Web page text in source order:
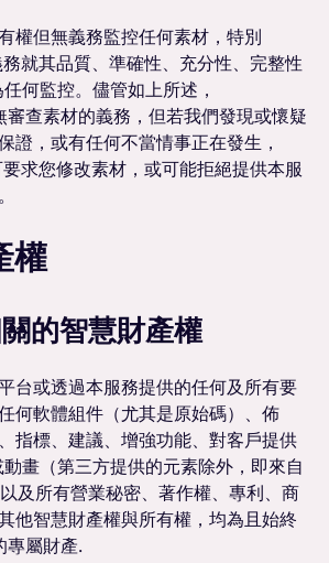
權但無義務監控任何素材，特別
就其品質、準確性、充分性、完整性
何監控。儘管如上所述，
查素材的義務，但若我們發現或懷疑
證，或有任何不當情事正在發生，
求您修改素材，或可能拒絕提供本服
權
關的智慧財產權
台或透過本服務提供的任何及所有要
何軟體組件（尤其是原始碼）、佈
指標、建議、增強功能、對客戶提供
畫（第三方提供的元素除外，即來自
及所有營業秘密、著作權、專利、商
他智慧財產權與所有權，均為且始終
屬財產.